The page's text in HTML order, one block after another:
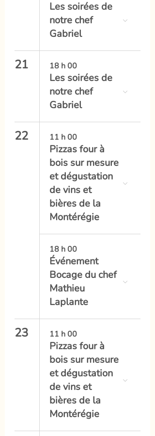
Les soirées de
notre chef
Gabriel
21 18 h 00
Les soirées de
notre chef
Gabriel
22 11 h 00
Pizzas four à
bois sur mesure
et dégustation
de vins et
bières de la
Montérégie
18 h 00
Événement
Bocage du chef
Mathieu
Laplante
23 11 h 00
Pizzas four à
bois sur mesure
et dégustation
de vins et
bières de la
Montérégie